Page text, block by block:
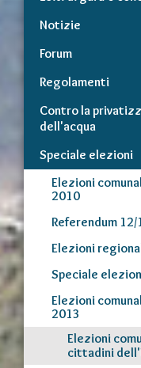
Notizie
Forum
Regolamenti
Contro la
dell'acqua
Speciale elezioni
Elezioni
2010
Referendum
Elezioni
Speciale
Elezioni
2013
Elezioni
cittadini